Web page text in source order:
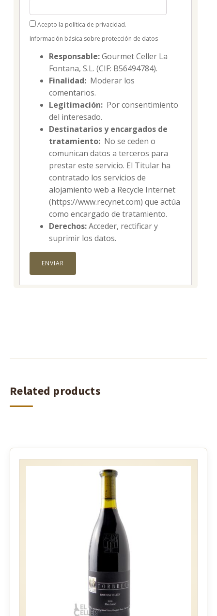
Acepto la política de privacidad.
Información básica sobre protección de datos
Responsable:Gourmet Celler La
Fontana, S.L. (CIF: B56494784).
Finalidad: Moderar los
comentarios.
Legitimación: Por consentimiento
del interesado.
Destinatarios y encargados de
tratamiento: No se ceden o
comunican datos a terceros para
prestar este servicio. El Titular ha
contratado los servicios de
alojamiento web a Recycle Internet
(https://www.recynet.com) que actúa
como encargado de tratamiento.
Derechos:Acceder, rectificar y
suprimir los datos.
Related products